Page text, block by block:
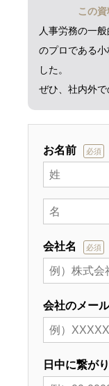
この
人事労務の一
のプロである
した。
ぜひ、社内外で
お名前 必須
会社名 必須
会社のメー
日中に繋が